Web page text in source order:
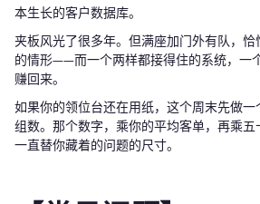
本生长的客户数据库。
夹板风光了很多年。但满座加门外有队，
的情形——而一个两样都接得住的系统，一
赚回来。
如果你的领位台还在用纸，这个周末先做
组数。那个数字，乘你的平均客单，再乘
一直替你藏着的问题的尺寸。